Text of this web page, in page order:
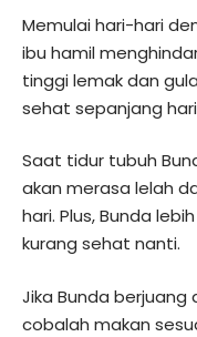
Memulai hari-hari
ibu hamil
tinggi lemak dan
sehat sepanjang
Saat tidur tubuh
akan merasa lelah
hari. Plus, Bunda
kurang sehat nanti.
Jika Bunda berjuang
cobalah makan